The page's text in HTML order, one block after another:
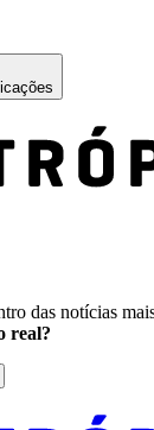
das notícias
real?